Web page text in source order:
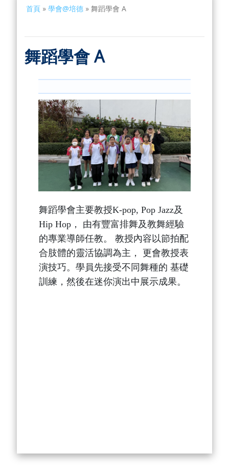
首頁 » 學會@培德 » 舞蹈學會 A
舞蹈學會 A
舞蹈學會主要教授K-pop, Pop Jazz及
Hip Hop， 由有豐富排舞及教舞經驗
的專業導師任教。 教授內容以節拍配
合肢體的靈活協調為主， 更會教授表
演技巧。學員先接受不同舞種的 基礎
訓練，然後在迷你演出中展示成果。